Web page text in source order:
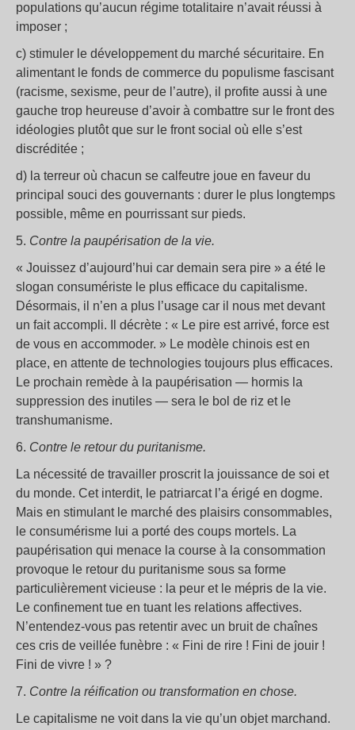
populations qu’aucun régime totalitaire n’avait réussi à
imposer ;
c) stimuler le développement du marché sécuritaire. En
alimentant le fonds de commerce du populisme fascisant
(racisme, sexisme, peur de l’autre), il profite aussi à une
gauche trop heureuse d’avoir à combattre sur le front des
idéologies plutôt que sur le front social où elle s’est
discréditée ;
d) la terreur où chacun se calfeutre joue en faveur du
principal souci des gouvernants : durer le plus longtemps
possible, même en pourrissant sur pieds.
5. Contre la paupérisation de la vie.
« Jouissez d’aujourd’hui car demain sera pire » a été le
slogan consumériste le plus efficace du capitalisme.
Désormais, il n’en a plus l’usage car il nous met devant
un fait accompli. Il décrète : « Le pire est arrivé, force est
de vous en accommoder. » Le modèle chinois est en
place, en attente de technologies toujours plus efficaces.
Le prochain remède à la paupérisation — hormis la
suppression des inutiles — sera le bol de riz et le
transhumanisme.
6. Contre le retour du puritanisme.
La nécessité de travailler proscrit la jouissance de soi et
du monde. Cet interdit, le patriarcat l’a érigé en dogme.
Mais en stimulant le marché des plaisirs consommables,
le consumérisme lui a porté des coups mortels. La
paupérisation qui menace la course à la consommation
provoque le retour du puritanisme sous sa forme
particulièrement vicieuse : la peur et le mépris de la vie.
Le confinement tue en tuant les relations affectives.
N’entendez-vous pas retentir avec un bruit de chaînes
ces cris de veillée funèbre : « Fini de rire ! Fini de jouir !
Fini de vivre ! » ?
7. Contre la réification ou transformation en chose.
Le capitalisme ne voit dans la vie qu’un objet marchand.